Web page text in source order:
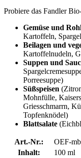
Probiere das Fandler
Gemüse und
Kartoffeln,
Beilagen und
Kartoffelnudeln,
Suppen und
Porreesuppe)
Süßspeisen
Mohnfülle,
Griesschmarrn,
Topfenknödel)
Blattsalate
Art.-Nr.:
OEF-
Inhalt:
100 ml